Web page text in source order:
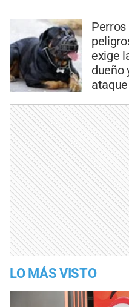
exige
dueño
ataque
LO MÁS VISTO